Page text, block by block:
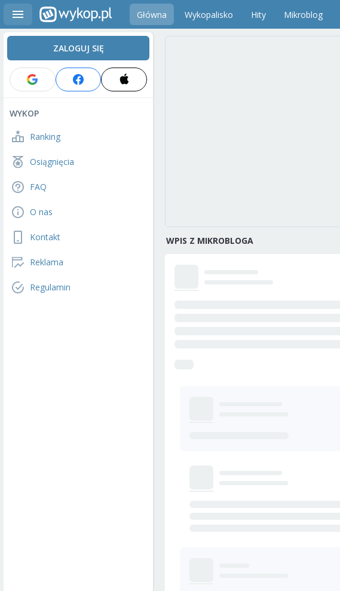
Główna Wykopalisko Hity Mikroblog
ZALOGUJ SIĘ
WYKOP
Ranking
Osiągnięcia
FAQ
O nas
Kontakt
Reklama
Regulamin
WPIS Z MIKROBLOGA